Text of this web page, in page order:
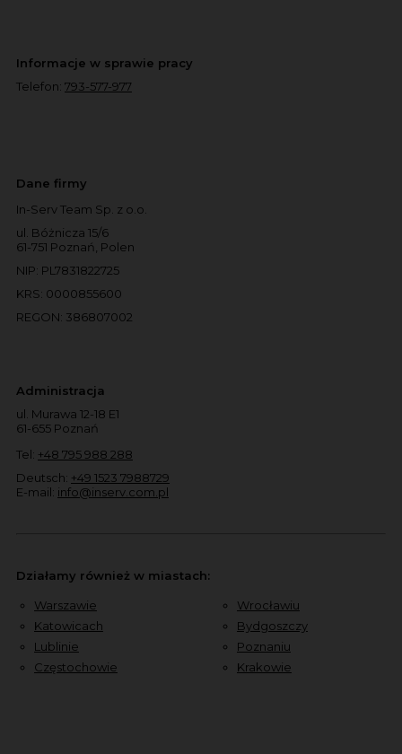
Informacje w sprawie pracy
Telefon: 793-577-977
Dane firmy
In-Serv Team Sp. z o.o.
ul. Bóżnicza 15/6
61-751 Poznań, Polen
NIP: PL7831822725
KRS: 0000855600
REGON: 386807002
Administracja
ul. Murawa 12-18 E1
61-655 Poznań
Tel: +48 795 988 288
Deutsch: +49 1523 7988729
E-mail: info@inserv.com.pl
Działamy również w miastach:
Warszawie
Katowicach
Lublinie
Częstochowie
Wrocławiu
Bydgoszczy
Poznaniu
Krakowie